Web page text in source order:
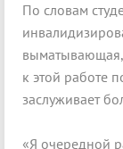
По словам
выматывающая,
к этой работе
заслуживает
«Я очередной